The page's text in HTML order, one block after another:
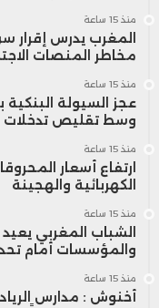
منذ 15 ساعة
المغرب يدرس إقرار
مخاطر المنصات
منذ 15 ساعة
وسط تقليص تدخلات
منذ 15 ساعة
ارتفاع أسعار
الكهربائية والهجينة
منذ 15 ساعة
الشباب المغربي
والمؤسسات أمام
منذ 15 ساعة
أخنوش : مدارس